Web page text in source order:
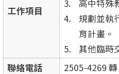
工作項目
高中特殊
規劃並執
育計畫。
其他臨時
聯絡電話
2505-4269